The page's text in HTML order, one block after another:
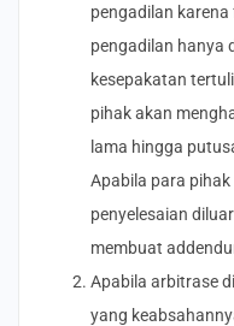
pengadilan
pengadilan hanya
kesepakatan
pihak akan
lama hingga
Apabila para
penyelesaian
membuat
Apabila arbitrase
yang